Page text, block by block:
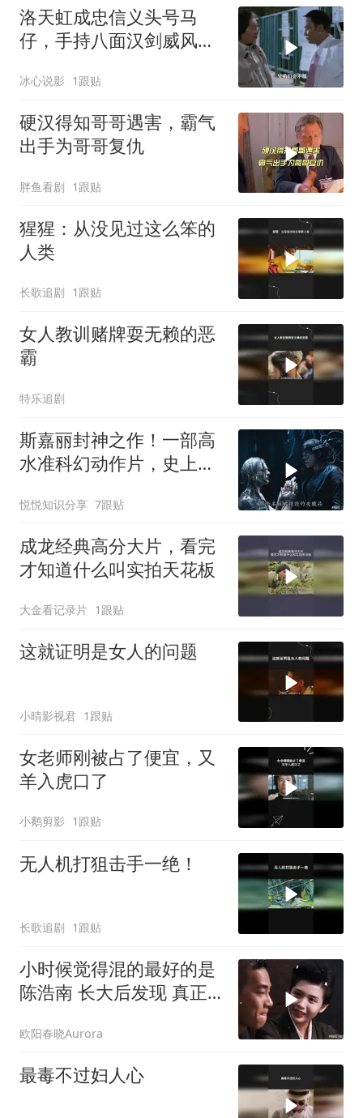
洛天虹成忠信义头号马
仔，手持八面汉剑威风凛
冰心说影 1跟贴
硬汉得知哥哥遇害，霸气
出手为哥哥复仇
胖鱼看剧 1跟贴
猩猩：从没见过这么笨的
人类
长歌追剧 1跟贴
女人教训赌牌耍无赖的恶
霸
特乐追剧
斯嘉丽封神之作！一部高
水准科幻动作片，史上最
悦悦知识分享 7跟贴
成龙经典高分大片，看完
才知道什么叫实拍天花板
大金看记录片 1跟贴
这就证明是女人的问题
小晴影视君 1跟贴
女老师刚被占了便宜，又
羊入虎口了
小鹅剪影 1跟贴
无人机打狙击手一绝！
长歌追剧 1跟贴
小时候觉得混的最好的是
陈浩南 长大后发现 真正
欧阳春晓Aurora
最毒不过妇人心